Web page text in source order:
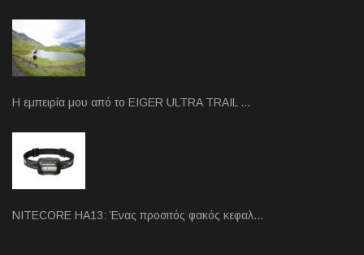
Η εμπειρία μου από το EIGER ULTRA TRAIL …
NITECORE HA13: Ένας προσιτός φακός κεφαλ…